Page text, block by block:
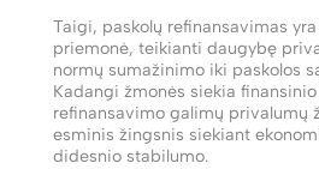
Taigi, paskolų refinansavimas
priemonė, teikianti daugybę
normų sumažinimo iki paskolos
Kadangi žmonės siekia
refinansavimo galimų privalumų
esminis žingsnis siekiant
didesnio stabilumo.